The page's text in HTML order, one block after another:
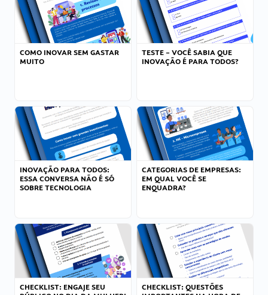
COMO INOVAR SEM GASTAR
MUITO
TESTE – VOCÊ SABIA QUE
INOVAÇÃO É PARA TODOS?
INOVAÇÃO PARA TODOS:
ESSA CONVERSA NÃO É SÓ
SOBRE TECNOLOGIA
CATEGORIAS DE EMPRESAS:
EM QUAL VOCÊ SE
ENQUADRA?
CHECKLIST: ENGAJE SEU
CHECKLIST: QUESTÕES